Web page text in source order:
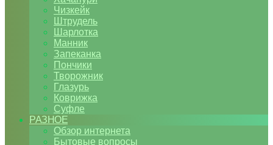
Чизкейк
Штрудель
Шарлотка
Манник
Запеканка
Пончики
Творожник
Глазурь
Коврижка
Суфле
РАЗНОЕ
Обзор интернета
Бытовые вопросы